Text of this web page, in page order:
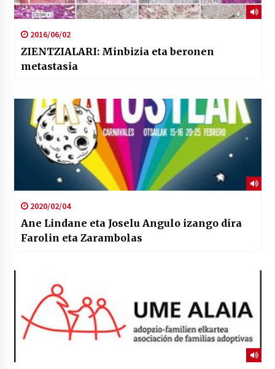
2016/06/02
ZIENTZIALARI: Minbizia eta beronen
metastasia
2020/02/04
Ane Lindane eta Joselu Angulo izango dira
Farolin eta Zarambolas